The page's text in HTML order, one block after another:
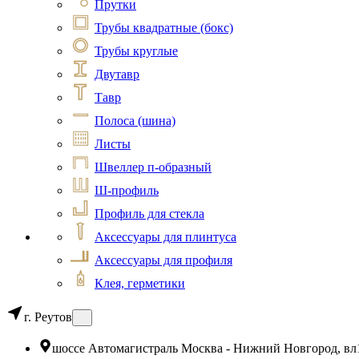
Прутки
Трубы квадратные (бокс)
Трубы круглые
Двутавр
Тавр
Полоса (шина)
Листы
Швеллер п-образный
Ш-профиль
Профиль для стекла
Аксессуары для плинтуса
Аксессуары для профиля
Клея, герметики
г. Реутов
шоссе Автомагистраль Москва - Нижний Новгород,